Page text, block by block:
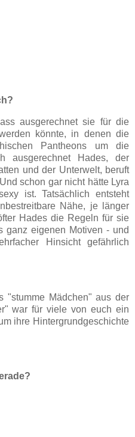
ausgerechnet sie für die
könnte, in denen die
Pantheons um die
ausgerechnet Hades, der
und der Unterwelt, beruft
schon gar nicht hätte Lyra
ist. Tatsächlich entsteht
Nähe, je länger
Hades die Regeln für sie
ganz eigenen Motiven - und
Hinsicht gefährlich
"stumme Mädchen" aus der
war für viele von euch ein
ihre Hintergrundgeschichte